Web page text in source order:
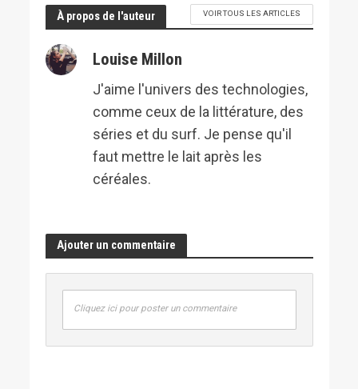
À propos de l'auteur VOIR TOUS LES ARTICLES
Louise Millon
J'aime l'univers des technologies,
comme ceux de la littérature, des
séries et du surf. Je pense qu'il
faut mettre le lait après les
céréales.
Ajouter un commentaire
Cliquez ici pour poster un commentaire